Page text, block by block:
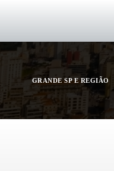
GRANDE SP E REGIÃO